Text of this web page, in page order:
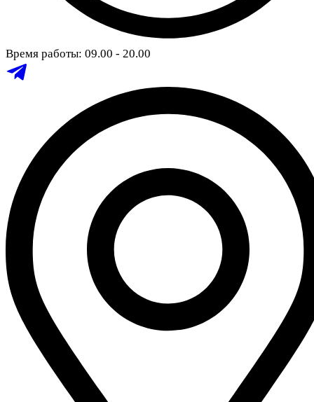
Время работы: 09.00 - 20.00